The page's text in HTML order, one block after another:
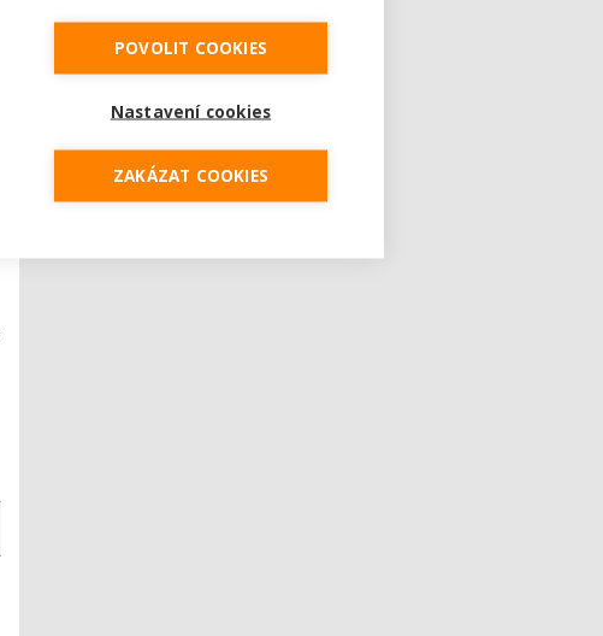
POVOLIT COOKIES
Nastavení cookies
ZAKÁZAT COOKIES